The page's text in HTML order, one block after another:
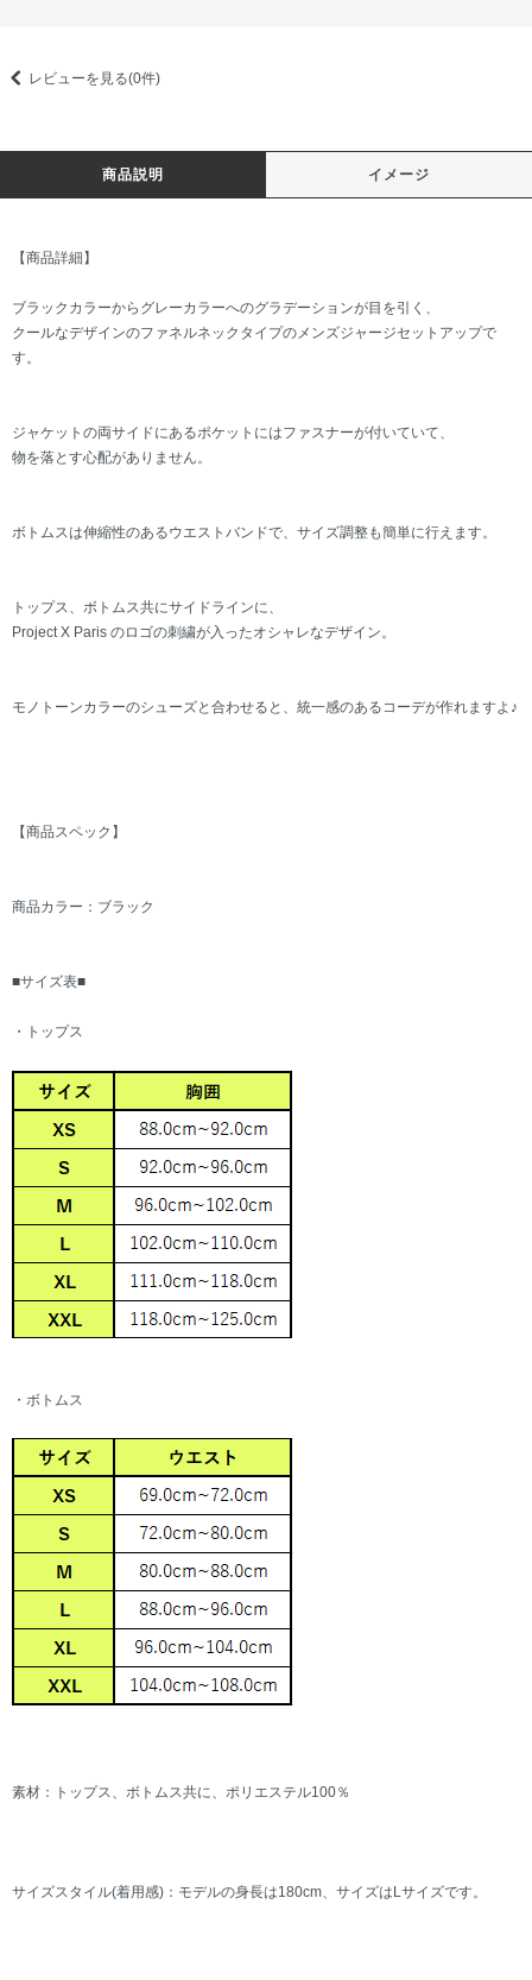
レビューを見る(0件)
商品説明 イメージ
【商品詳細】
ブラックカラーからグレーカラーへのグラデーションが目を引く、
クールなデザインのファネルネックタイプのメンズジャージセットアップで
す。
ジャケットの両サイドにあるポケットにはファスナーが付いていて、
物を落とす心配がありません。
ボトムスは伸縮性のあるウエストバンドで、サイズ調整も簡単に行えます。
トップス、ボトムス共にサイドラインに、
Project X Paris のロゴの刺繍が入ったオシャレなデザイン。
モノトーンカラーのシューズと合わせると、統一感のあるコーデが作れますよ♪
【商品スペック】
商品カラー：ブラック
■サイズ表■
・トップス
・ボトムス
素材：トップス、ボトムス共に、ポリエステル100％
サイズスタイル(着用感)：モデルの身長は180cm、サイズはLサイズです。